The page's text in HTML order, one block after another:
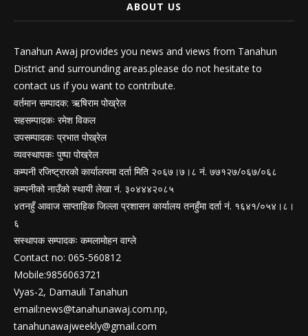
ABOUT US
Tanahun Awaj provides you news and views from Tanahun
District and surrounding areas.please do not hesitate to
contact us if you want to contribute.
वर्तमान सम्पादक: ऋषिराम पोख्रेल
सहसम्पादकः रमेश विकल
उपसम्पादकः प्रभात पोख्रेल
व्यवस्थापकः पुष्पा पोख्रेल
कम्पनी रजिष्ट्रारको कार्यालयमा दर्ता मिति २०६७।७।८ नं. ७७१२७/०६७/०६८
कम्पनीको नाउँको स्थायी लेखा नं. ३०४४४२०८५
४तनहुँ आवाज साप्ताहिक जिल्ला प्रशासन कार्यालय तनहुँमा दर्ता नं. १६४१/०५४।८।
६
सस्थापक सम्पादकः कमलामोहन वाग्ले
Contact no: 065-560812
Mobile:9856063721
Vyas-2, Damauli Tanahun
email:news@tanahunawaj.com.np,
tanahunawajweekly@gmail.com